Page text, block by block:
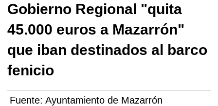
Gobierno Regional "quita
45.000 euros a Mazarrón"
que iban destinados al barco
fenicio
Fuente: Ayuntamiento de Mazarrón